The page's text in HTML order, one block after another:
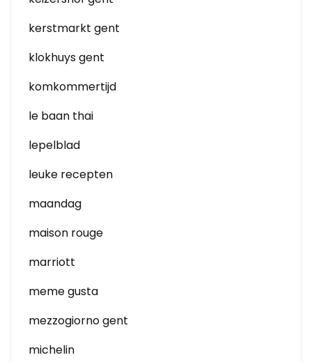
kerstmarkt gent
klokhuys gent
komkommertijd
le baan thai
lepelblad
leuke recepten
maandag
maison rouge
marriott
meme gusta
mezzogiorno gent
michelin